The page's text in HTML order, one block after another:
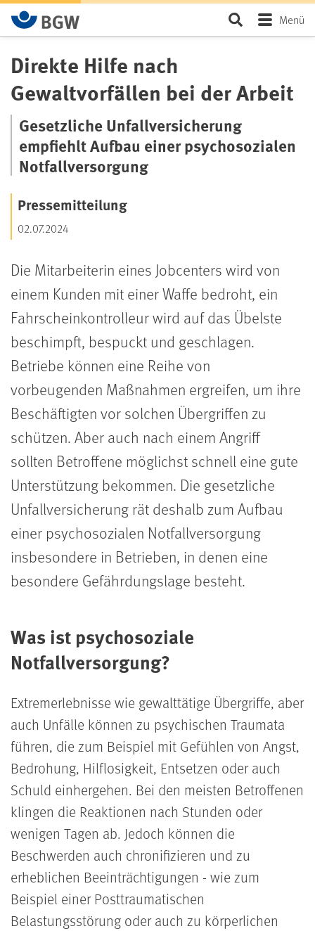
Zum Hauptinhalt springen SeiteMenü
Direkte Hilfe nach
Gewaltvorfällen bei der Arbeit
Gesetzliche Unfallversicherung
empfiehlt Aufbau einer psychosozialen
Notfallversorgung
Pressemitteilung
02.07.2024
Die Mitarbeiterin eines Jobcenters wird von
einem Kunden mit einer Waffe bedroht, ein
Fahrscheinkontrolleur wird auf das Übelste
beschimpft, bespuckt und geschlagen.
Betriebe können eine Reihe von
vorbeugenden Maßnahmen ergreifen, um ihre
Beschäftigten vor solchen Übergriffen zu
schützen. Aber auch nach einem Angriff
sollten Betroffene möglichst schnell eine gute
Unterstützung bekommen. Die gesetzliche
Unfallversicherung rät deshalb zum Aufbau
einer psychosozialen Notfallversorgung
insbesondere in Betrieben, in denen eine
besondere Gefährdungslage besteht.
Was ist psychosoziale
Notfallversorgung?
Extremerlebnisse wie gewalttätige Übergriffe, aber
auch Unfälle können zu psychischen Traumata
führen, die zum Beispiel mit Gefühlen von Angst,
Bedrohung, Hilflosigkeit, Entsetzen oder auch
Schuld einhergehen. Bei den meisten Betroffenen
klingen die Reaktionen nach Stunden oder
wenigen Tagen ab. Jedoch können die
Beschwerden auch chronifizieren und zu
erheblichen Beeinträchtigungen - wie zum
Beispiel einer Posttraumatischen
Belastungsstörung oder auch zu körperlichen